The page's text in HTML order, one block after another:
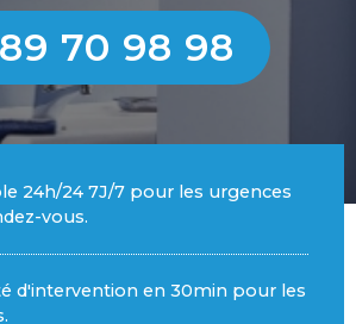
70 98 98
24h/24 7J/7 pour les urgences
vous.
d'intervention en 30min pour les